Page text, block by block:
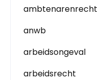
ambtenarenrecht
anwb
arbeidsongeval
arbeidsrecht